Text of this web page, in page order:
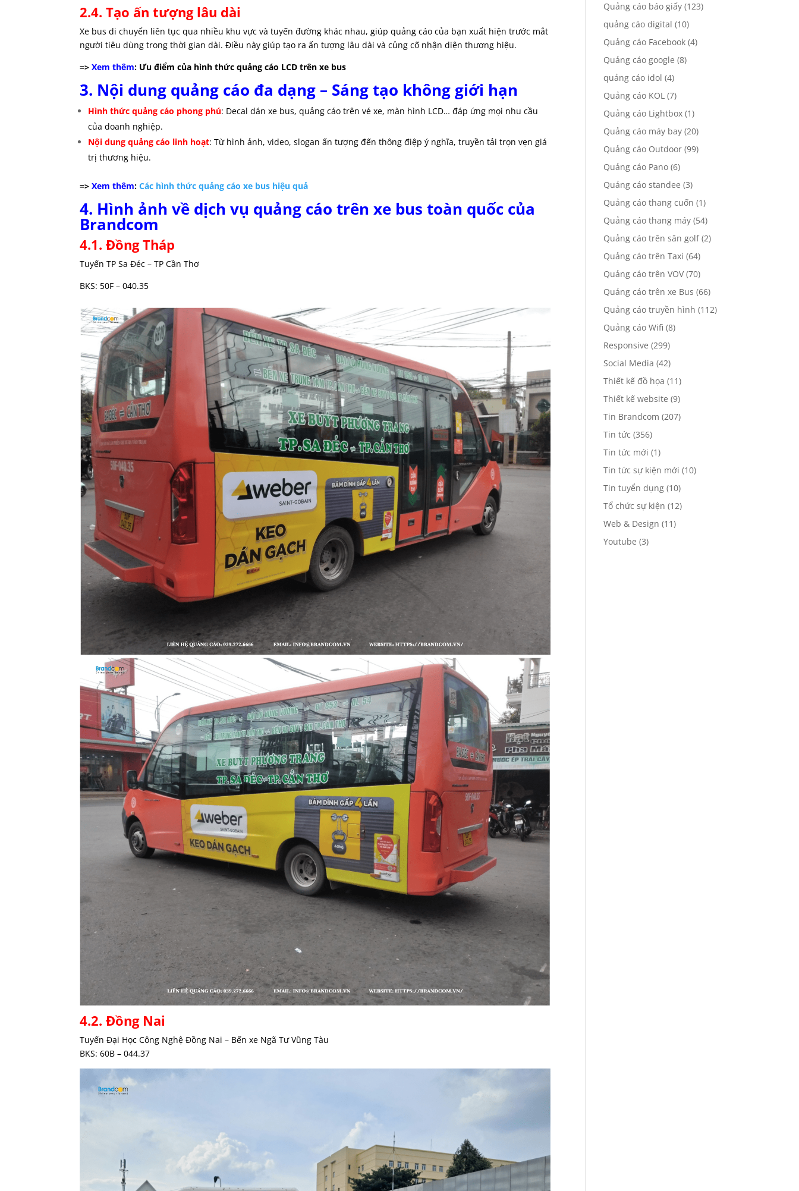
2.4. Tạo ấn tượng lâu dài
Xe bus di chuyển liên tục qua nhiều khu vực và tuyến đường khác nhau, giúp quảng cáo của bạn xuất hiện trước mắt
người tiêu dùng trong thời gian dài. Điều này giúp tạo ra ấn tượng lâu dài và củng cố nhận diện thương hiệu.
=>Xem thêm: Ưu điểm của hình thức quảng cáo LCD trên xe bus
3. Nội dung quảng cáo đa dạng – Sáng tạo không giới hạn
Hình thức quảng cáo phong phú: Decal dán xe bus, quảng cáo trên vé xe, màn hình LCD… đáp ứng mọi nhu cầu
của doanh nghiệp.
Nội dung quảng cáo linh hoạt: Từ hình ảnh, video, slogan ấn tượng đến thông điệp ý nghĩa, truyền tải trọn vẹn giá
trị thương hiệu.
=>Xem thêm:Các hình thức quảng cáo xe bus hiệu quả
4. Hình ảnh về dịch vụ quảng cáo trên xe bus toàn quốc của
Brandcom
4.1. Đồng Tháp
Tuyến TP Sa Đéc – TP Cần Thơ
BKS: 50F – 040.35
4.2. Đồng Nai
Tuyến Đại Học Công Nghệ Đồng Nai – Bến xe Ngã Tư Vũng Tàu
BKS: 60B – 044.37
Quảng cáo báo giấy (123)
quảng cáo digital (10)
Quảng cáo Facebook (4)
Quảng cáo google (8)
quảng cáo idol (4)
Quảng cáo KOL (7)
Quảng cáo Lightbox (1)
Quảng cáo máy bay (20)
Quảng cáo Outdoor (99)
Quảng cáo Pano (6)
Quảng cáo standee (3)
Quảng cáo thang cuốn (1)
Quảng cáo thang máy (54)
Quảng cáo trên sân golf(2)
Quảng cáo trên Taxi (64)
Quảng cáo trên VOV(70)
Quảng cáo trên xe Bus (66)
Quảng cáo truyền hình (112)
Quảng cáo Wifi (8)
Responsive (299)
Social Media (42)
Thiết kế đồ họa (11)
Thiết kế website (9)
Tin Brandcom (207)
Tin tức (356)
Tin tức mới (1)
Tin tức sự kiện mới (10)
Tin tuyển dụng (10)
Tổ chức sự kiện (12)
Web & Design (11)
Youtube (3)